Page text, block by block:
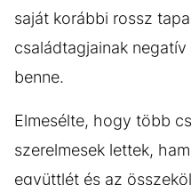
saját korábbi rossz
családtagjainak
benne.
Elmesélte, hogy több
szerelmesek lettek,
együttlét és az